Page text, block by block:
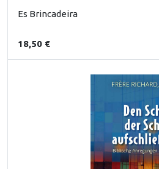
Es Brincadeira
18,50 €